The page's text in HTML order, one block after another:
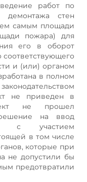
работ по
демонтажа стен
самым площади
пожара) для
его в оборот
и (или) органом
в полном
не приведен в
не прошел
на ввод
с участием
в том числе
которые при
не допустили бы
предотвратили